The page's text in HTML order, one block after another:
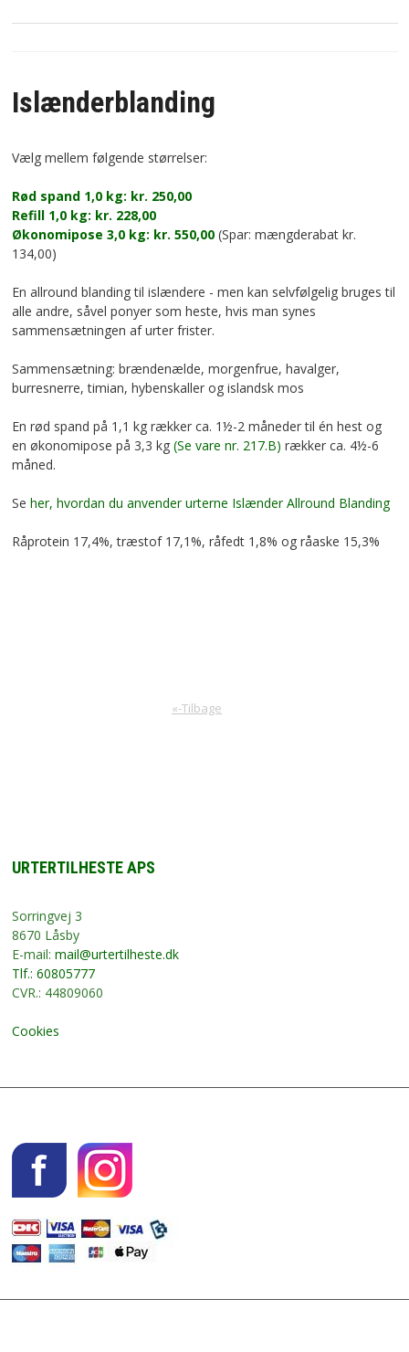
Islænderblanding
Vælg mellem følgende størrelser:
Rød spand 1,0 kg: kr. 250,00
Refill 1,0 kg: kr. 228,00
Økonomipose 3,0 kg: kr. 550,00(Spar: mængderabat kr.
134,00)
En allround blanding til islændere - men kan selvfølgelig bruges til
alle andre, såvel ponyer som heste, hvis man synes
sammensætningen af urter frister.
Sammensætning: brændenælde, morgenfrue, havalger,
burresnerre, timian, hybenskaller og islandsk mos
En rød spand på 1,1 kg rækker ca. 1½-2 måneder til én hest og
en økonomipose på 3,3 kg (Se vare nr. 217.B) rækker ca. 4½-6
måned.
Se her, hvordan du anvender urterne Islænder Allround Blanding
Råprotein 17,4%, træstof 17,1%, råfedt 1,8% og råaske 15,3%
«-Tilbage
URTERTILHESTE APS
Sorringvej 3
8670 Låsby
E-mail: mail@urtertilheste.dk
Tlf.: 60805777
CVR.: 44809060
Cookies